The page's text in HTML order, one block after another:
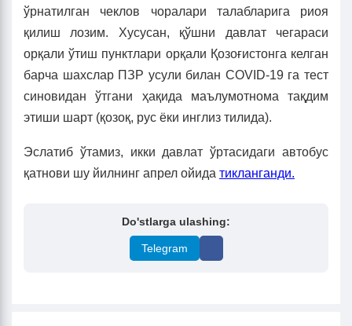
ўрнатилган чеклов чоралари талабларига риоя
қилиш лозим. Хусусан, қўшни давлат чегараси
орқали ўтиш пунктлари орқали Қозоғистонга келган
барча шахслар ПЗР усули билан COVID-19 га тест
синовидан ўтгани ҳақида маълумотнома тақдим
этиши шарт (қозоқ, рус ёки инглиз тилида).
Эслатиб ўтамиз, икки давлат ўртасидаги автобус
қатнови шу йилнинг апрел ойида тикланганди.
Do'stlarga ulashing:
Telegram